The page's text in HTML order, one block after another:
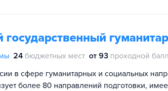
государственный
24 бюджетных мест от 93 проходной балл
в сфере гуманитарных и социальных
более 80 направлений подготовки,